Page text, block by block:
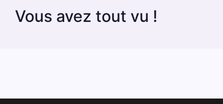
Vous avez tout vu !